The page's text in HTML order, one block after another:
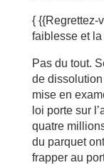
{ {{Regrettez-
faiblesse et
Pas du tout.
de
mise en
loi porte sur
quatre
du parquet
frapper au